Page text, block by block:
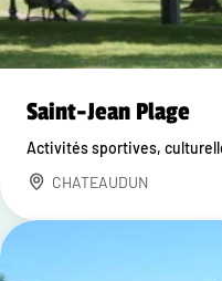
Saint-Jean Plage
Activités sportives,
CHATEAUDUN